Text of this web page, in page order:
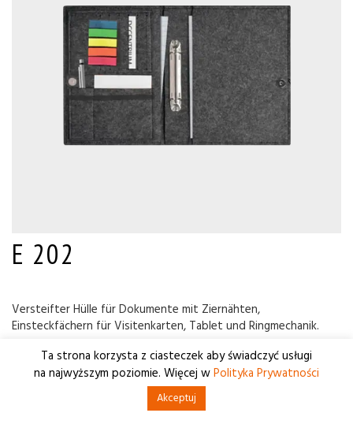
E 202
Versteifter Hülle für Dokumente mit Ziernähten,
Einsteckfächern für Visitenkarten, Tablet und Ringmechanik.
ANFRAGE SENDENT
Ta strona korzysta z ciasteczek aby świadczyć usługi
na najwyższym poziomie. Więcej wPolityka Prywatności
Akceptuj